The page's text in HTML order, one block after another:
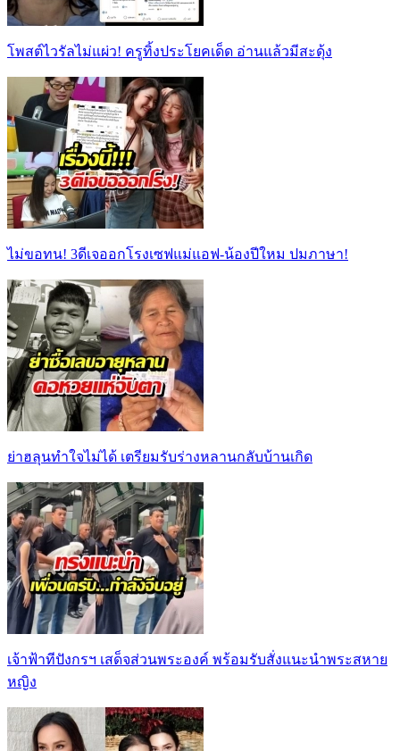
โพสต์ไวรัลไม่แผ่ว! ครูทิ้งประโยคเด็ด อ่านแล้วมีสะดุ้ง
ไม่ขอทน! 3ดีเจออกโรงเซฟแม่แอฟ-น้องปีใหม ปมภาษา!
ย่าฮลุนทำใจไม่ได้ เตรียมรับร่างหลานกลับบ้านเกิด
เจ้าฟ้าทีปังกรฯ เสด็จส่วนพระองค์ พร้อมรับสั่งแนะนำพระสหาย
หญิง